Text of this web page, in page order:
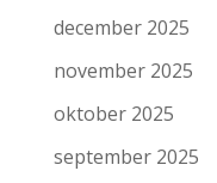
december 2025
november 2025
oktober 2025
september 2025